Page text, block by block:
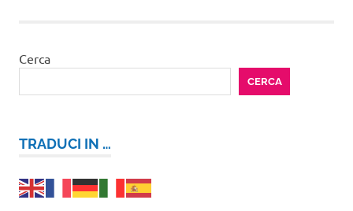
Cerca
CERCA
TRADUCI IN …